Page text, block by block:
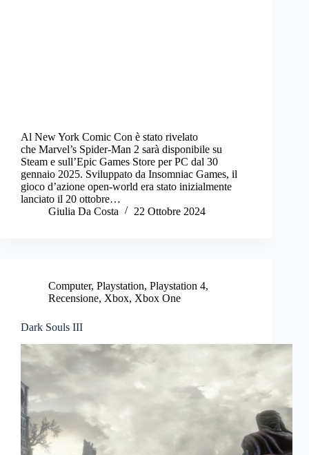
Al New York Comic Con è stato rivelato
che Marvel’s Spider-Man 2 sarà disponibile su
Steam e sull’Epic Games Store per PC dal 30
gennaio 2025. Sviluppato da Insomniac Games, il
gioco d’azione open-world era stato inizialmente
lanciato il 20 ottobre…
Giulia Da Costa
22 Ottobre 2024
Computer, Playstation, Playstation 4,
Recensione, Xbox, Xbox One
Dark Souls III